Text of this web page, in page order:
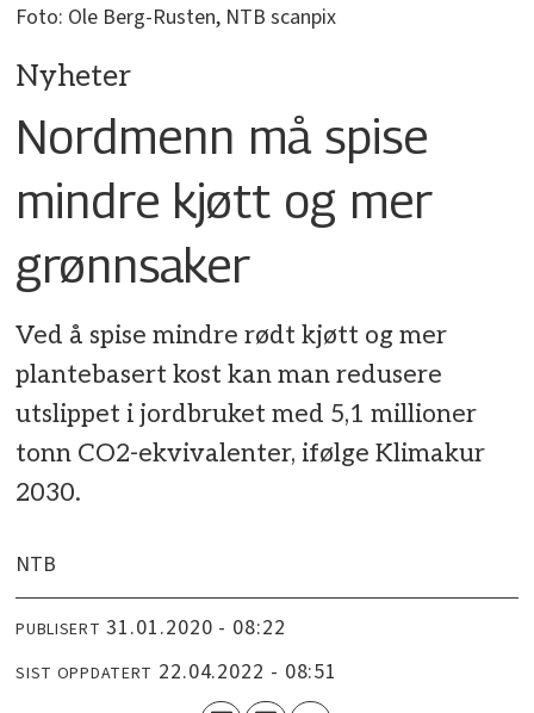
Foto: Ole Berg-Rusten, NTB scanpix
Nyheter
Nordmenn må spise
mindre kjøtt og mer
grønnsaker
Ved å spise mindre rødt kjøtt og mer
plantebasert kost kan man redusere
utslippet i jordbruket med 5,1 millioner
tonn CO2-ekvivalenter, ifølge Klimakur
2030.
NTB
PUBLISERT 31.01.2020 - 08:22
SIST OPPDATERT 22.04.2022 - 08:51